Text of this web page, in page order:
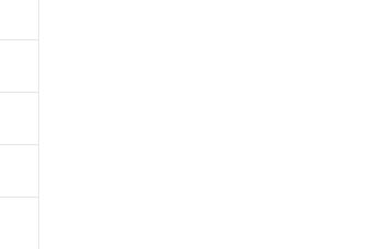
非含有を証明するものではありません。
完了までの期間は出荷製品に未対応品が
のことがない限り、2022年1月12日よ